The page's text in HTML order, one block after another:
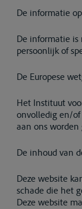
De informatie
De informatie is
persoonlijk of
De Europese
Het Instituut
onvolledig en/of
aan ons
De inhoud van
Deze website
schade die het
Deze website